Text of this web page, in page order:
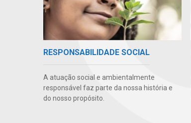
RESPONSABILIDADE SOCIAL
A atuação social e ambientalmente
responsável faz parte da nossa história e
do nosso propósito.